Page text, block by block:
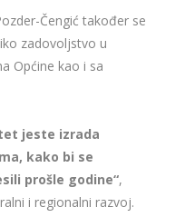
Čengić također se
zadovoljstvo u
Općine kao i sa
jeste izrada
kako bi se
prošle godine“,
i regionalni razvoj.